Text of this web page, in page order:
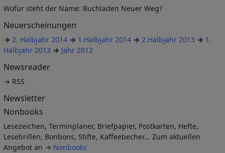
Wofür steht der Name: Buchladen Neuer Weg?
Neuerscheinungen
→ 2. Halbjahr 2014 → 1.Halbjahr 2014 → 2.Halbjahr 2013 → 1.
Halbjahr 2013 → Jahr 2012
Newsreader
→ RSS
Newsletter
Nonbooks
Lesezeichen, Terminplaner, Briefpapier, Postkarten, Hefte,
Lesebrillen, Bonbons, Stifte, Kaffeebecher... Zum aktuellen
Angebot an → Nonbooks